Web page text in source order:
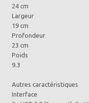
24 cm
Largeur
19 cm
Profondeur
23 cm
Poids
9.3
Autres caractéristiques
Interface